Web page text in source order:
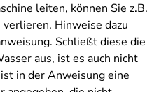
leiten, können Sie z.B.
Hinweise dazu
Schließt diese die
aus, ist es auch nicht
in der Anweisung eine